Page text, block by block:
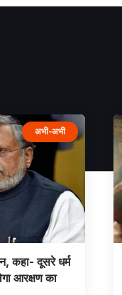
अभी-अभी
कहा- दूसरे धर्म
आरक्षण का